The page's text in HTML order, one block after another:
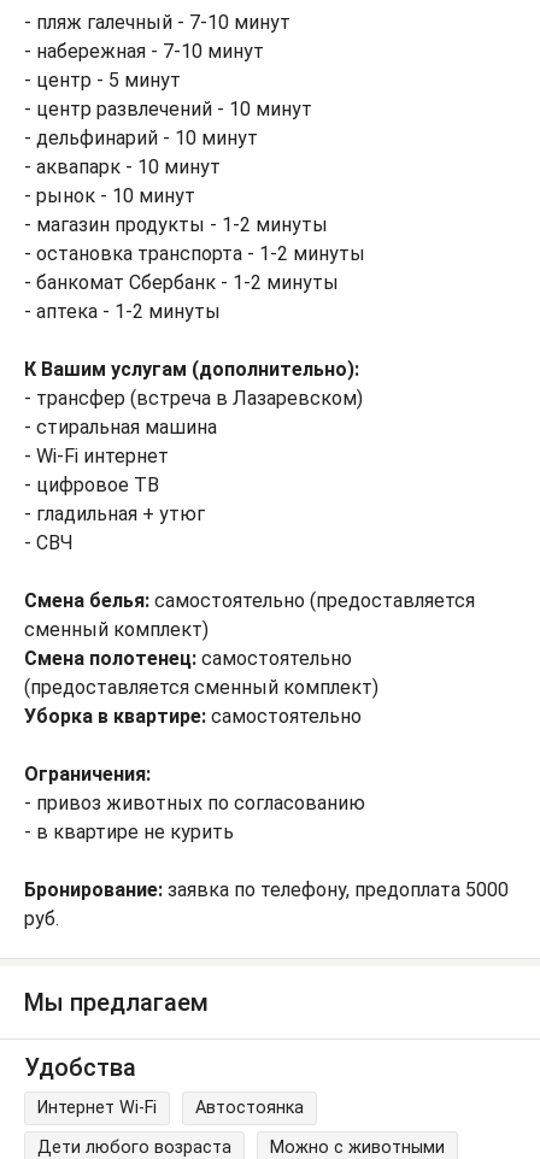
- пляж галечный - 7-10 минут
- набережная - 7-10 минут
- центр - 5 минут
- центр развлечений - 10 минут
- дельфинарий - 10 минут
- аквапарк - 10 минут
- рынок - 10 минут
- магазин продукты - 1-2 минуты
- остановка транспорта - 1-2 минуты
- банкомат Сбербанк - 1-2 минуты
- аптека - 1-2 минуты
К Вашим услугам (дополнительно):
- трансфер (встреча в Лазаревском)
- стиральная машина
- Wi-Fi интернет
- цифровое ТВ
- гладильная + утюг
- СВЧ
Смена белья: самостоятельно (предоставляется
сменный комплект)
Смена полотенец: самостоятельно
(предоставляется сменный комплект)
Уборка в квартире: самостоятельно
Ограничения:
- привоз животных по согласованию
- в квартире не курить
Бронирование: заявка по телефону, предоплата 5000
руб.
Мы предлагаем
Удобства
Интернет Wi-Fi
Автостоянка
Дети любого возраста
Можно с животными